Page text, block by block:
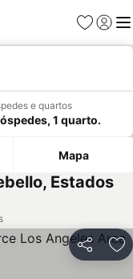
Favoritos
Iniciar
e quartos
1 quarto.
Mapa
Estados
Partilhar